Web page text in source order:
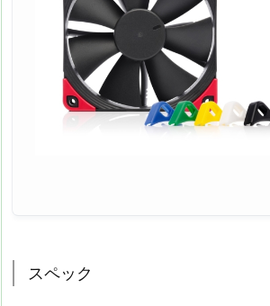
スペック